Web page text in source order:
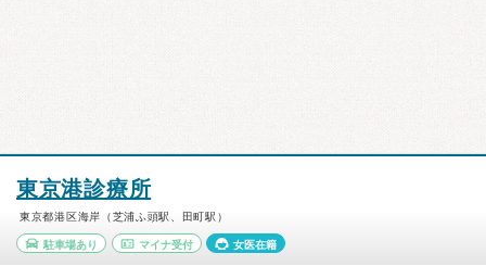
東京港診療所
東京都港区海岸（芝浦ふ頭駅、田町駅）
駐車場あり マイナ受付 女医在籍